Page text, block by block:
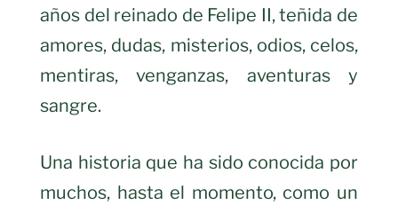
años del reinado de Felipe II, teñida de
amores, dudas, misterios, odios, celos,
mentiras, venganzas, aventuras y
sangre.
Una historia que ha sido conocida por
muchos, hasta el momento, como un